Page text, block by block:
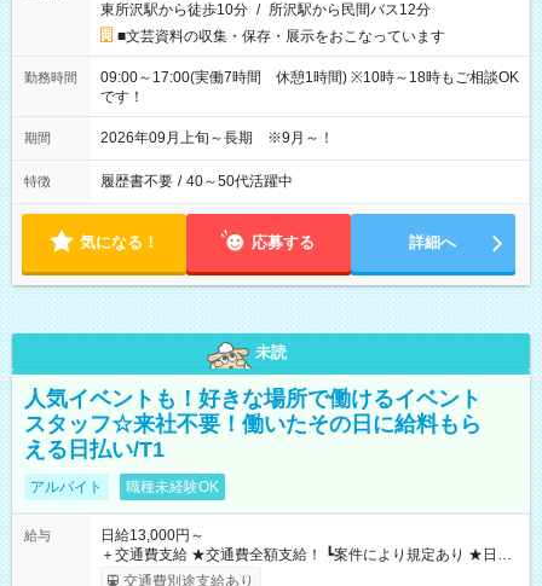
東所沢駅から徒歩10分 / 所沢駅から民間バス12分
■文芸資料の収集・保存・展示をおこなっています
勤務時間
09:00～17:00(実働7時間 休憩1時間) ※10時～18時もご相談OK
です！
期間 2026年09月上旬～長期 ※9月～！
特徴 履歴書不要 / 40～50代活躍中
気になる！ 応募する 詳細へ
未読
人気イベントも！好きな場所で働けるイベント
スタッフ☆来社不要！働いたその日に給料もら
える日払い/T1
アルバイト 職種未経験OK
給与
日給13,000円～
＋交通費支給 ★交通費全額支給！ ┗案件により規定あり ★日払
いOK！（規定あり） ┗働いたその日に現金GET♪ お仕事後はコ
交通費別途支給あり